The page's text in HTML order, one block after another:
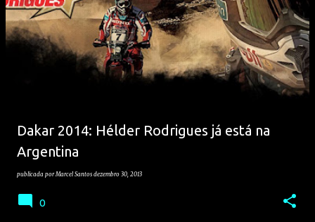
Dakar 2014: Hélder Rodrigues já está na
Argentina
publicada porMarcel Santos dezembro 30, 2013
0